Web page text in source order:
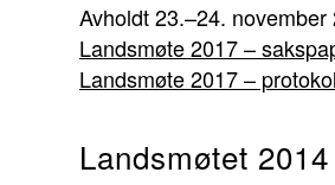
Avholdt 23.–24.
Landsmøte 2017 –
Landsmøte 2017 –
Landsmøtet 2014